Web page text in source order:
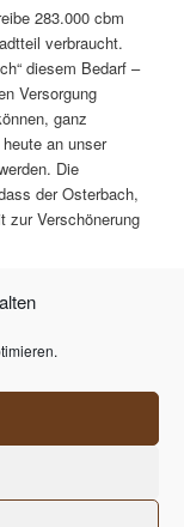
283.000 cbm
verbraucht.
diesem Bedarf –
Versorgung
ganz
an unser
Die
der Osterbach,
zur Verschönerung
Erwitte
von WordPress